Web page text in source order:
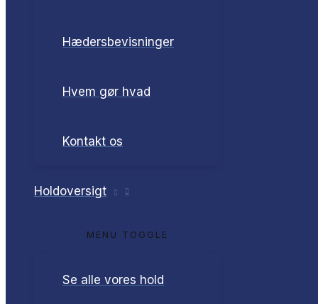
Hædersbevisninger
Hvem gør hvad
Kontakt os
Holdoversigt
MENU TOGGLE
Se alle vores hold